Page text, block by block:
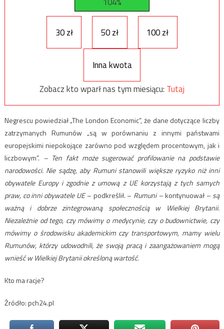
30 zł 50 zł 100 zł
Inna kwota
Zobacz kto wparł nas tym miesiącu: Tutaj
Negrescu powiedział „The London Economic”, że dane dotyczące liczby
zatrzymanych Rumunów „są w porównaniu z innymi państwami
europejskimi niepokojące zarówno pod względem procentowym, jak i
liczbowym”. – Ten fakt może sugerować profilowanie na podstawie
narodowości. Nie sądzę, aby Rumuni stanowili większe ryzyko niż inni
obywatele Europy i zgodnie z umową z UE korzystają z tych samych
praw, co inni obywatele UE– podkreślił. – Rumuni –kontynuował – są
ważną i dobrze zintegrowaną społecznością w Wielkiej Brytanii.
Niezależnie od tego, czy mówimy o medycynie, czy o budownictwie, czy
mówimy o środowisku akademickim czy transportowym, mamy wielu
Rumunów, którzy udowodnili, że swoją pracą i zaangażowaniem mogą
wnieść w Wielkiej Brytanii określoną wartość.
Kto ma racje?
Źródło: pch24.pl